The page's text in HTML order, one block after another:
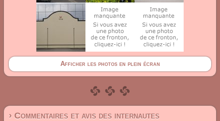
Afficher les photos en plein écran
› Commentaires et avis des internautes